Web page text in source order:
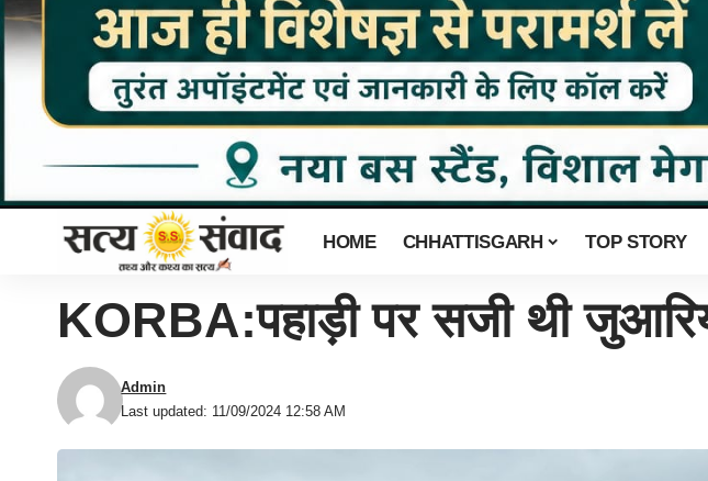
HOME CHHATTISGARH TOP STORY
KORBA:पहाड़ी पर सजी थी
Last updated: 11/09/2024 12:58 AM
Admin